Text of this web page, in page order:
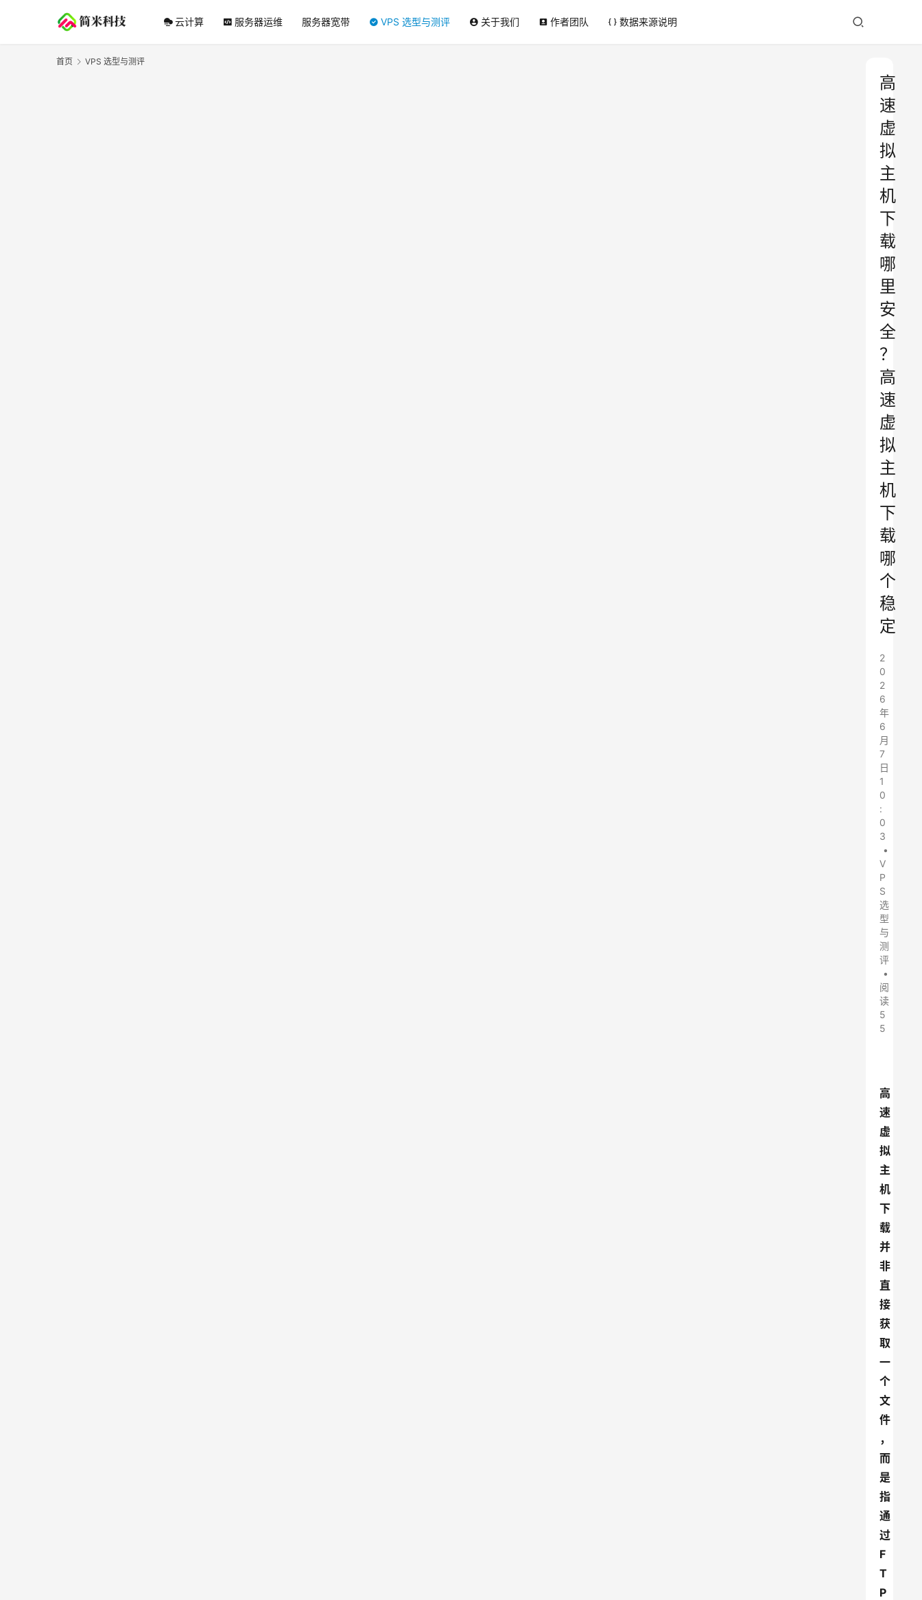
云计算 服务器运维 服务器宽带 VPS 选型与测评 关于我们 作者团队 数据来源说明
首页 VPS 选型与测评
高
速
虚
拟
主
机
下
载
哪
里
安
全
？
高
速
虚
拟
主
机
下
载
哪
个
稳
定
2
0
2
6
年
6
月
7
日
1
0
:
0
3
•
V
P
S
选
型
与
测
评
•
阅
读
5
5
高
速
虚
拟
主
机
下
载
并
非
直
接
获
取
一
个
文
件
，
而
是
指
通
过
F
T
P